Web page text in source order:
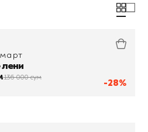
-28%
136 000 сум